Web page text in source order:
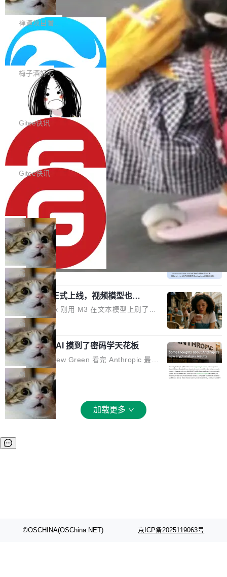
pography 优化 Typography 省略提示在大列表
中的渲染性能。#58806 修复 Typography...
个模型排成一列，V4 Flash 贴着底部：$0.03
一次任务。 V4 Flash 的 Intelligence Index 得
分 50，在 101 个模型中排第 3。排在它前面
的：Claude Opus 5（61 分）、Claude Fable
5（60 分）、GPT-5.6 Sol（59 分）、Kimi K3
（57 分）、Grok 4...
0 正式版，提供从代码提交到交付的全
生命周期的管理能力
大家好， 禅道开源版22.4发布啦！本次发布我们
带来了DevOps4.0系列的首个正式版本。 DevO
ps4.0内置与禅道DevOps专业版同源的代码管理
核心，依托于全自研的GitFox代码托管引擎，我
们提供了从代码提交到交付的全生命周期的管理
能力。同时，我们 对禅道DevOps现有底层代码
进行了革命性的重构，为后续AI辅助编程、智能
代码评审及自动化运维的全面落地夯实了“一体
化”的基座。 新版本将为用户带来更好的使用体
验和更高的工作效率，感谢大家一直以来的支持
和反馈，我们将继续努力提供更优秀的产品和服
务！ 新增功能点 DevOps： 采用自研代码托管
平台，支持一站式安装，提供从代码提交到交付
的...
Solon 的 10 种 HTTP 服务器：改一行
依赖，换一个引擎
用 Solon 做线上项目有一阵子了，有个点总让新
接触的人觉得意外：服务器引擎是让你选的。 S
olon 内核约 0.3MB，不内置固定的 HTTP 服务
器。HTTP 引擎是一个独立插件。你选一个，或
者选两个，不同环境之间切换，一行应用代码都
不用改。 下面快速过一下 10 种 HTTP 服务器
选项，各自适合什么场景，以及怎么切换。 一行
依赖替换 在 Solon 里换 HTTP 服务器就是改 po
m.xml 里一个依赖，别的什么都不用动。 <depe
factId>solon-web</artifac...
梅子酒好吃
BootstrapBlazor v10.9.0 已经发布，B
ootstrap 样式的 Blazor UI 组件库
BootstrapBlazor v10.9.0 已经发布，Bootstrap
样式的 Blazor UI 组件库 此版本更新内容包括：
Release 2026-07-31 V10.9.0 Fixes fix(MultiFi
lter): 增加暗黑主题支持 by @ArgoZhang in htt
ps://github.com/dotnetcore/BootstrapBlazor/p
ull/8239 fix(Camera): 增加 exact 显式设置设备
id by @kkxkx in https://github.com/dotnetcor
e/BootstrapBlazor/pull/825...
Gitee快讯
SolonCode v2026.8.2 已经发布，终端
智能体
SolonCode v2026.8.2 已经发布，终端智能体
此版本更新内容包括： 优化 soloncode run 模
式（参考 run-headless-mode.md） 添加 solon
code web 国际化多语言支持 添加 soloncode w
eb 消息列表消息导航支持 修复 soloncode web
文件详情初次显示时语法高亮失效的问题 修复 s
oloncode web 审查详情文件名中文乱码的问题
细节优化 详情查看：https://gitee.com/opensol
on/soloncode/releases/v2026.8.2
Gitee快讯
OpenAI 宣布 GPT-5.6 Luna 价格下降
80%
OpenAI 宣布 GPT-5.6 Luna 价格下降 80%。输
入从每百万 token 1 美元砍到 0.2 美元，输出从
6 美元砍到 1.2 美元。GPT-5.6 Terra 降 20%。
旗舰 Sol 没降，但加了一个 Fast 模式——2.5
倍速度，2 倍价格，智商不变。 降价的理由不是
市场竞争，不是清库存，是 Sol 自己把自己优化
了。 这事分两步。第一步，OpenAI 把 GPT-5.6
Sol 部署上线。第二步，让 Sol 通过 Codex 自
己去优化自己的推理基础设施。Sol 学了 Triton
和 Gluon 两种 GPU 编程语言，重写了生产环境
的 GPU 内核，找出了哪...
局
DeepSeek-V4-Flash 官方 API 现已正
式上线公测
DeepSeek V4 Flash 正式版今天上线了。模型
结构和参数规模没变，还是 MoE 284B、激活 1
3B、100 万 token 上下文——只重新做了后训
练。但改完之后，Agent 能力直接把自家 4 月发
的 Pro Preview 给干了。 九项 Agent 基准测试
全部反超。Terminal Bench 2.1 从 61.8 涨到 8
2.7，DeepSWE 从 7.3 涨到 54.4，DSBench-F
ullStack 从 37.0 涨到 68.7。不说别的，一个 Fl
ash 型号干翻了三个月前代表最高水平的 Pro 预
览版，这件事本身就够说明后训练的威力了。 跟
它一起来的还有两...
局
MiniMax H3 正式上线，视频模型也开
始玩全模态了
上个月 MiniMax 刚用 M3 在文本模型上刷了一
波存在感，今天 H3 来了——一款全模态生成模
型，而且承诺几天内开源权重。 先看能力边界。
H3 接受文本、图像、视频、声音任意组合作为
输入（它叫多模态上下文），输出带原生双声道
音频的视频，最高 15 秒 2K 分辨率。举个例
子：扔进去一段参考视频（取它的希区柯克运
镜）、一张人物图片、一段歌声录音，用自然语
言告诉模型你要什么——H3 自己搞定剩下的。
这个"自己搞定"说起来轻巧，背后的训练范式变
uo 01 和 02），每一代都是按任务拆分的专家
局
Anthropic 的 AI 摸到了密码学天花板
密码学家 Matthew Green 看完 Anthropic 最新
的密码分析成果后，写了篇博客。标题很克制：
「一些想法」，但内容不克制。 先说 Anthropic
做了什么。他们让未发布的 Claude Mythos 模
型去跑密码分析，出了两个结果：一个攻击了后
量子签名方案 HAWK，另一个是对缩减轮次 AE
话说，「可能直接杀死了一个正在认真考虑标准
局
加载更多
©OSCHINA(OSChina.NET) 京ICP备2025119063号